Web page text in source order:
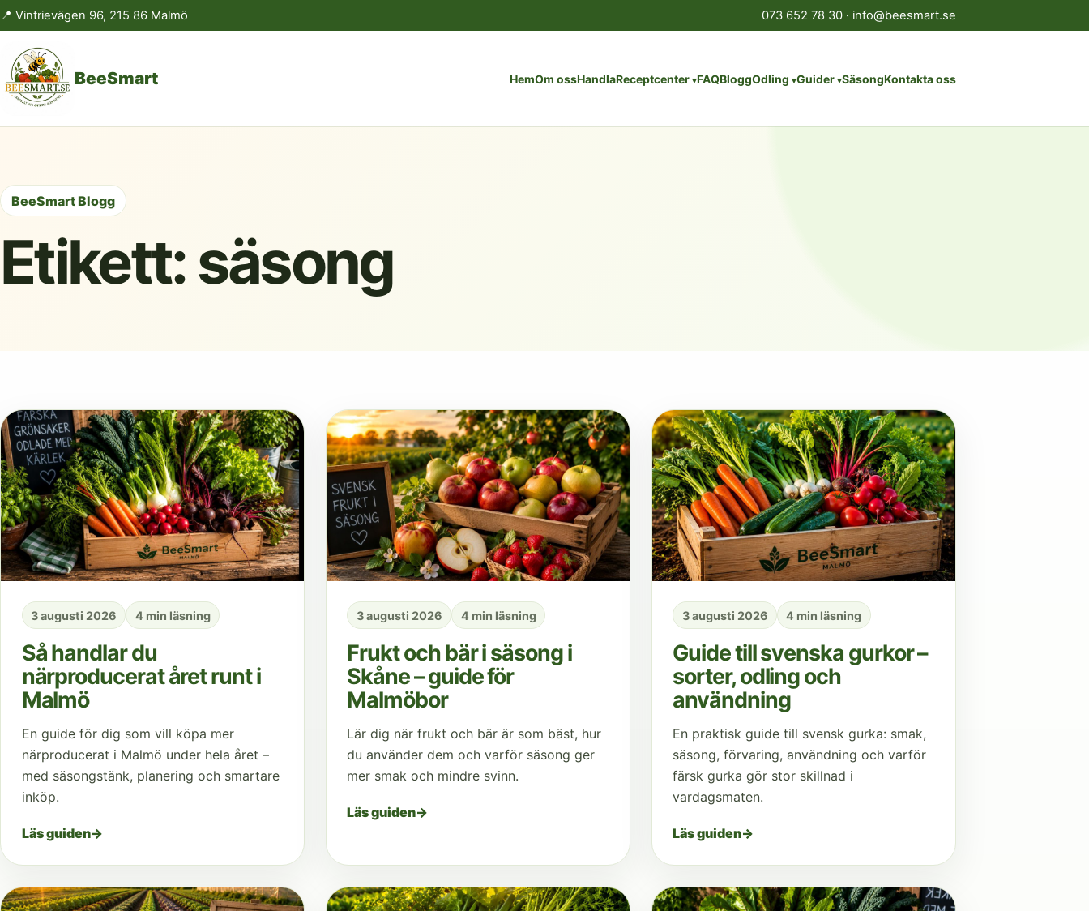
📍 Vintrievägen 96, 215 86 Malmö 073 652 78 30 · info@beesmart.se
BeeSmart HemOm ossHandlaReceptcenter FAQBloggOdling Guider SäsongKontakta oss
BeeSmart Blogg
Etikett:säsong
3 augusti 2026 4 min läsning
Så handlar du
närproducerat året runt i
Malmö
En guide för dig som vill köpa mer
närproducerat i Malmö under hela året –
med säsongstänk, planering och smartare
inköp.
Läs guiden→
3 augusti 2026 4 min läsning
Frukt och bär i säsong i
Skåne – guide för
Malmöbor
Lär dig när frukt och bär är som bäst, hur
du använder dem och varför säsong ger
mer smak och mindre svinn.
Läs guiden→
3 augusti 2026 4 min läsning
Guide till svenska gurkor –
sorter, odling och
användning
En praktisk guide till svensk gurka: smak,
säsong, förvaring, användning och varför
färsk gurka gör stor skillnad i
vardagsmaten.
Läs guiden→